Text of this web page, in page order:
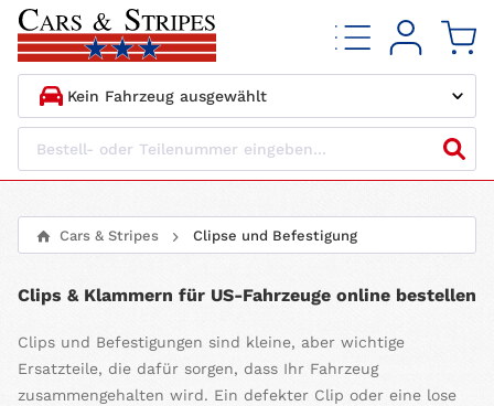
1. HERSTELLER
Cars & Stripes Clipse und Befestigung
Clips & Klammern für US-Fahrzeuge online bestellen
Clips und Befestigungen sind kleine, aber wichtige
Ersatzteile, die dafür sorgen, dass Ihr Fahrzeug
zusammengehalten wird. Ein defekter Clip oder eine lose